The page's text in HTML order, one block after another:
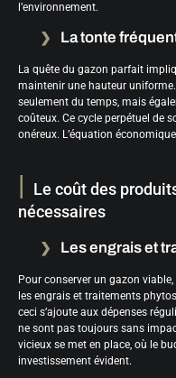
l’environnement.
La tonte
La quête du gazon parfait
maintenir une hauteur
seulement du temps, mais
coûteux. Ce cycle perpétuel de
onéreux. L’équation
Le coût des
nécessaires
Les engrais et
Pour conserver un gazon
les engrais et traitements
ceci s’ajoute aux dépenses
ne sont pas toujours sans
vicieux se met en place, où le
investissement évident.